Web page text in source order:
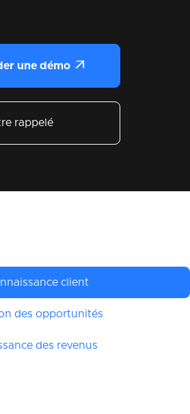
une démo 
rappelé
client
des opportunités
des revenus